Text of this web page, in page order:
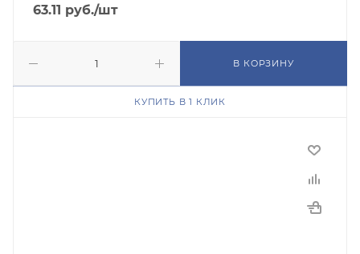
63.11 руб./шт
В КОРЗИНУ
КУПИТЬ В 1 КЛИК